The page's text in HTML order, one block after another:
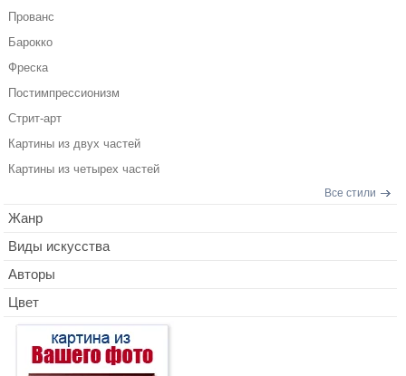
Прованс
Барокко
Фреска
Постимпрессионизм
Стрит-арт
Картины из двух частей
Картины из четырех частей
Все стили
Жанр
Виды искусства
Авторы
Цвет